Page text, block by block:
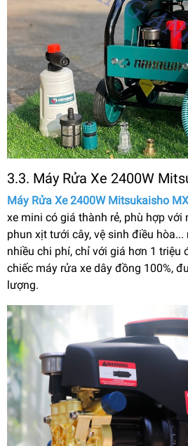
3.3. Máy Rửa Xe 2400W
Máy Rửa Xe 2400W Mitsukaisho
xe mini có giá thành rẻ, phù hợp với
phun xịt tưới cây, vệ sinh điều
nhiều chi phí, chỉ với giá hơn 1 triệu
chiếc máy rửa xe dây đồng 100%,
lượng.